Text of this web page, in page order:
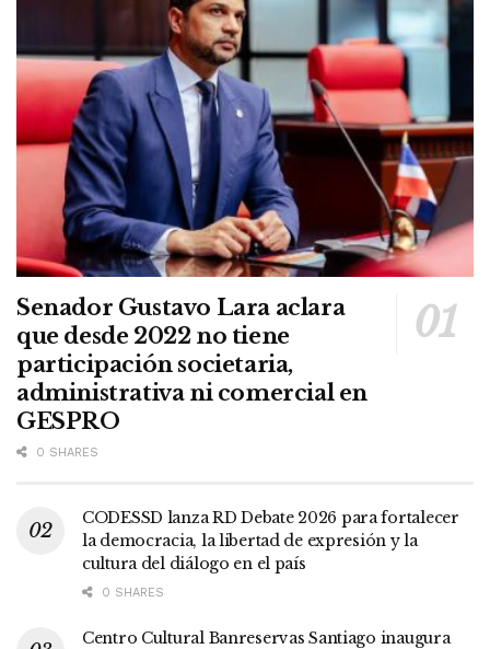
Senador Gustavo Lara aclara
que desde 2022 no tiene
participación societaria,
administrativa ni comercial en
GESPRO
0 SHARES
CODESSD lanza RD Debate 2026 para fortalecer
la democracia, la libertad de expresión y la
cultura del diálogo en el país
0 SHARES
Centro Cultural Banreservas Santiago inaugura